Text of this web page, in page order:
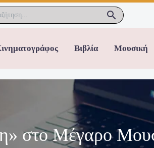
Βιβλία Μουσική
στο Μέγαρο